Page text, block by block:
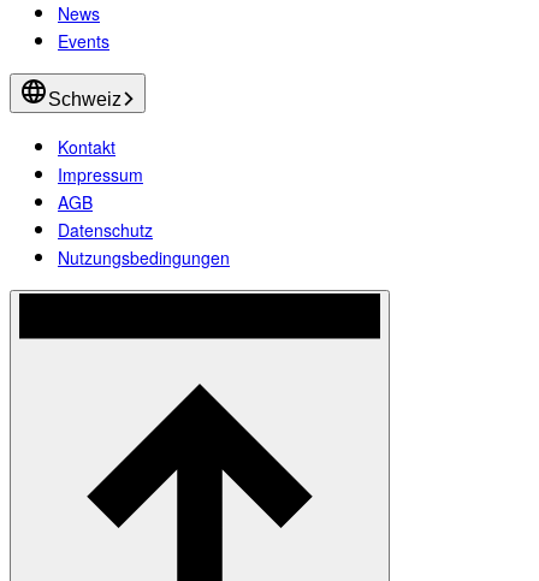
News
Events
Schweiz
Kontakt
Impressum
AGB
Datenschutz
Nutzungsbedingungen